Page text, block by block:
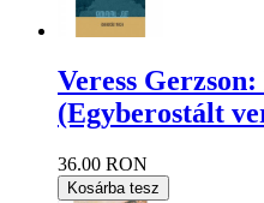
Veress
(Egyberostált
36.00 RON
Kosárba tesz